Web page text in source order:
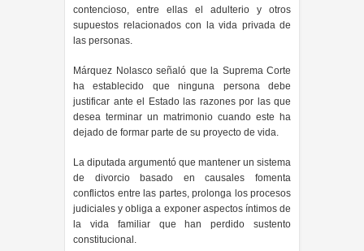
contencioso, entre ellas el adulterio y otros
supuestos relacionados con la vida privada de
las personas.
Márquez Nolasco señaló que la Suprema Corte
ha establecido que ninguna persona debe
justificar ante el Estado las razones por las que
desea terminar un matrimonio cuando este ha
dejado de formar parte de su proyecto de vida.
La diputada argumentó que mantener un sistema
de divorcio basado en causales fomenta
conflictos entre las partes, prolonga los procesos
judiciales y obliga a exponer aspectos íntimos de
la vida familiar que han perdido sustento
constitucional.